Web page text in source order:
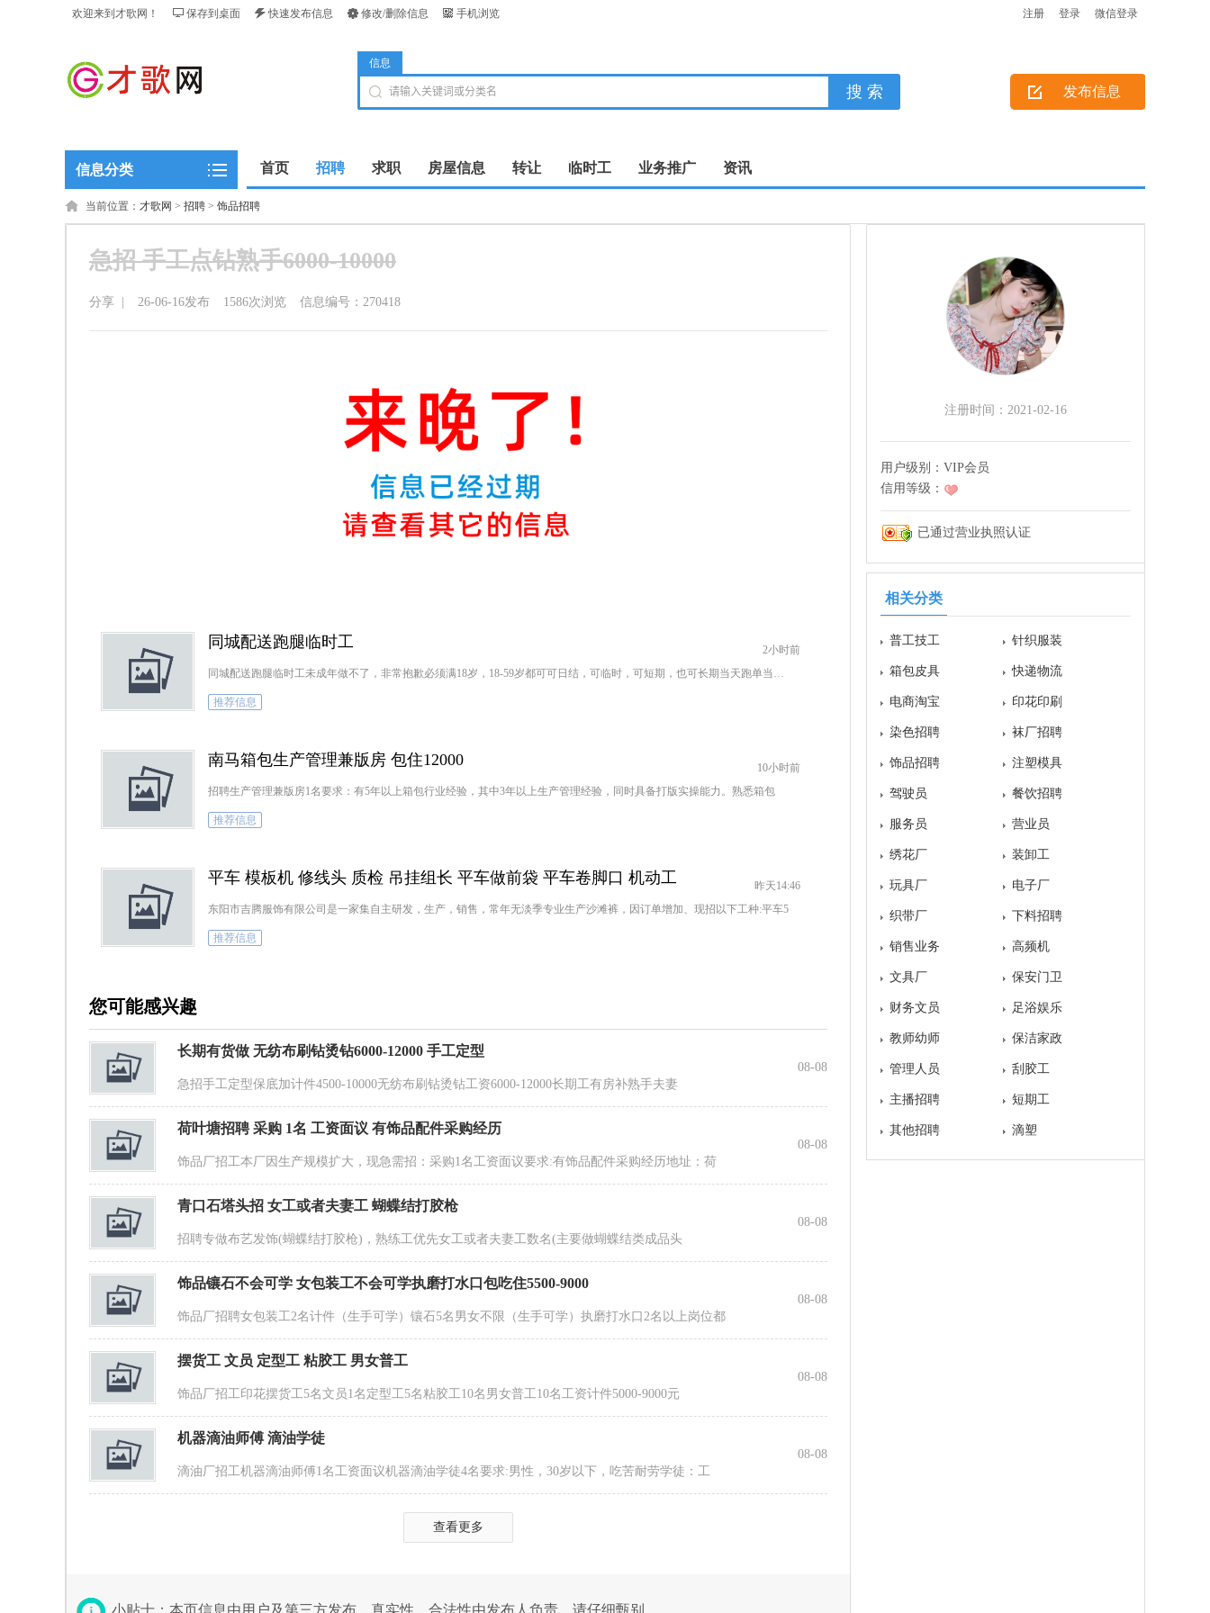
欢迎来到才歌网！ 保存到桌面 快速发布信息 修改/删除信息 手机浏览 微信登录
登录
注册
发布信息
信息
信息分类 首页 招聘 求职 房屋信息 转让 临时工 业务推广 资讯
当前位置： 才歌网 > 招聘 > 饰品招聘
急招 手工点钻熟手6000-10000
分享 26-06-16发布 1586次浏览 信息编号：270418
2小时前
同城配送跑腿临时工
同城配送跑腿临时工未成年做不了，非常抱歉必须满18岁，18-59岁都可可日结，可临时，可短期，也可长期当天跑单当天结
推荐信息
10小时前
南马箱包生产管理兼版房 包住12000
招聘生产管理兼版房1名要求：有5年以上箱包行业经验，其中3年以上生产管理经验，同时具备打版实操能力。熟悉箱包
推荐信息
昨天14:46
平车 模板机 修线头 质检 吊挂组长 平车做前袋 平车卷脚口 机动工
东阳市吉腾服饰有限公司是一家集自主研发，生产，销售，常年无淡季专业生产沙滩裤，因订单增加、现招以下工种:平车5
推荐信息
您可能感兴趣
长期有货做 无纺布刷钻烫钻6000-12000 手工定型
急招手工定型保底加计件4500-10000无纺布刷钻烫钻工资6000-12000长期工有房补熟手夫妻
08-08
荷叶塘招聘 采购 1名 工资面议 有饰品配件采购经历
饰品厂招工本厂因生产规模扩大，现急需招：采购1名工资面议要求:有饰品配件采购经历地址：荷
08-08
青口石塔头招 女工或者夫妻工 蝴蝶结打胶枪
招聘专做布艺发饰(蝴蝶结打胶枪)，熟练工优先女工或者夫妻工数名(主要做蝴蝶结类成品头
08-08
饰品镶石不会可学 女包装工不会可学执磨打水口包吃住5500-9000
饰品厂招聘女包装工2名计件（生手可学）镶石5名男女不限（生手可学）执磨打水口2名以上岗位都
08-08
摆货工 文员 定型工 粘胶工 男女普工
饰品厂招工印花摆货工5名文员1名定型工5名粘胶工10名男女普工10名工资计件5000-9000元
08-08
机器滴油师傅 滴油学徒
滴油厂招工机器滴油师傅1名工资面议机器滴油学徒4名要求:男性，30岁以下，吃苦耐劳学徒：工
08-08
查看更多
小贴士：本页信息由用户及第三方发布，真实性、合法性由发布人负责，请仔细甄别。
注册时间：2021-02-16
用户级别： VIP会员
信用等级：
已通过营业执照认证
相关分类
普工技工 针织服装
箱包皮具 快递物流
电商淘宝 印花印刷
染色招聘 袜厂招聘
饰品招聘 注塑模具
驾驶员 餐饮招聘
服务员 营业员
绣花厂 装卸工
玩具厂 电子厂
织带厂 下料招聘
销售业务 高频机
文具厂 保安门卫
财务文员 足浴娱乐
教师幼师 保洁家政
管理人员 刮胶工
主播招聘 短期工
其他招聘 滴塑